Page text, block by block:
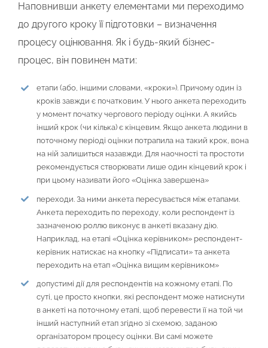
Наповнивши анкету елементами ми переходимо
до другого кроку її підготовки – визначення
процесу оцінювання. Як і будь-який бізнес-
процес, він повинен мати:
етапи (або, іншими словами, «кроки»). Причому один із
кроків завжди є початковим. У нього анкета переходить
у момент початку чергового періоду оцінки. А якийсь
інший крок (чи кілька) є кінцевим. Якщо анкета людини в
поточному періоді оцінки потрапила на такий крок, вона
на ній залишиться назавжди. Для наочності та простоти
рекомендується створювати лише один кінцевий крок і
при цьому називати його «Оцінка завершена»
переходи. За ними анкета пересувається між етапами.
Анкета переходить по переходу, коли респондент із
зазначеною роллю виконує в анкеті вказану дію.
Наприклад, на етапі «Оцінка керівником» респондент-
керівник натискає на кнопку «Підписати» та анкета
переходить на етап «Оцінка вищим керівником»
допустимі дії для респондентів на кожному етапі. По
суті, це просто кнопки, які респондент може натиснути
в анкеті на поточному етапі, щоб перевести її на той чи
інший наступний етап згідно зі схемою, заданою
організатором процесу оцінки. Ви самі можете